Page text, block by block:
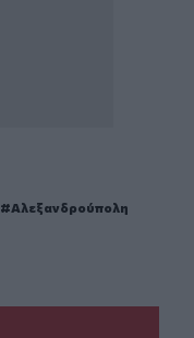
Αλεξανδρούπολη